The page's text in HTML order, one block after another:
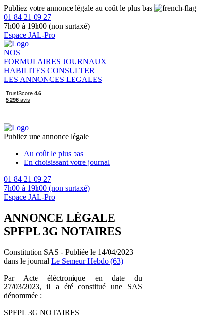
Publiez votre annonce légale au coût le plus bas
01 84 21 09 27
7h00 à 19h00 (non surtaxé)
Espace JAL-Pro
NOS
FORMULAIRES JOURNAUX
HABILITES CONSULTER
LES ANNONCES LEGALES
Publiez une annonce légale
Au coût le plus bas
En choisissant votre journal
01 84 21 09 27
7h00 à 19h00 (non surtaxé)
Espace JAL-Pro
ANNONCE LÉGALE
SPFPL 3G NOTAIRES
Constitution SAS - Publiée le 14/04/2023
dans le journal Le Semeur Hebdo (63)
Par Acte éléctronique en date du
27/03/2023, il a été constitué une SAS
dénommée :
SPFPL 3G NOTAIRES